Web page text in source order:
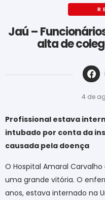
Jaú –
alta de
4 de
Profissional estava
intubado por conta da
causada pela doença
O Hospital Amaral
uma grande vitória. O
anos, estava internado na